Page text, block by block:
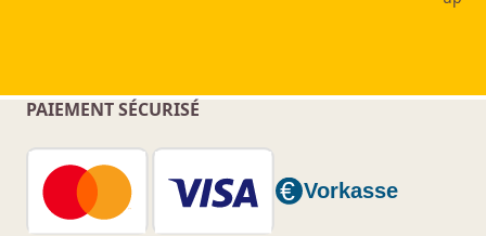
PAIEMENT SÉCURISÉ